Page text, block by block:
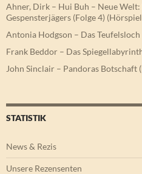
Ahner, Dirk – Hui Buh – Neue Welt:
Gespensterjägers (Folge 4)
Antonia Hodgson – Das Teufelsloch
Frank Beddor – Das
John Sinclair – Pandoras Botschaft
STATISTIK
News & Rezis
Unsere Rezensenten